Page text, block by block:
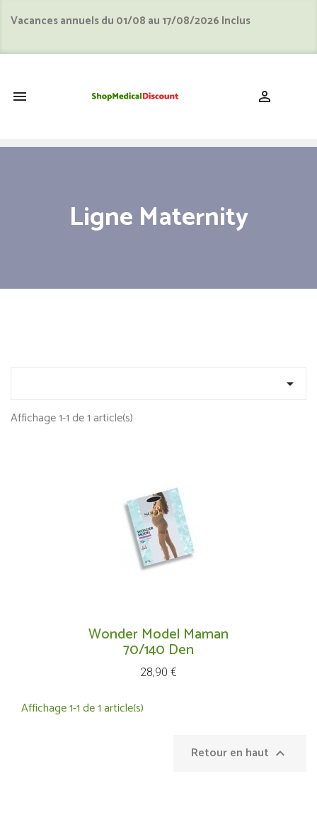
Vacances annuels du 01/08 au 17/08/2026 Inclus
 
Ligne Maternity

Affichage 1-1 de 1 article(s)
Wonder Model Maman
70/140 Den
Prix
28,90 €
Affichage 1-1 de 1 article(s)
Retour en haut 